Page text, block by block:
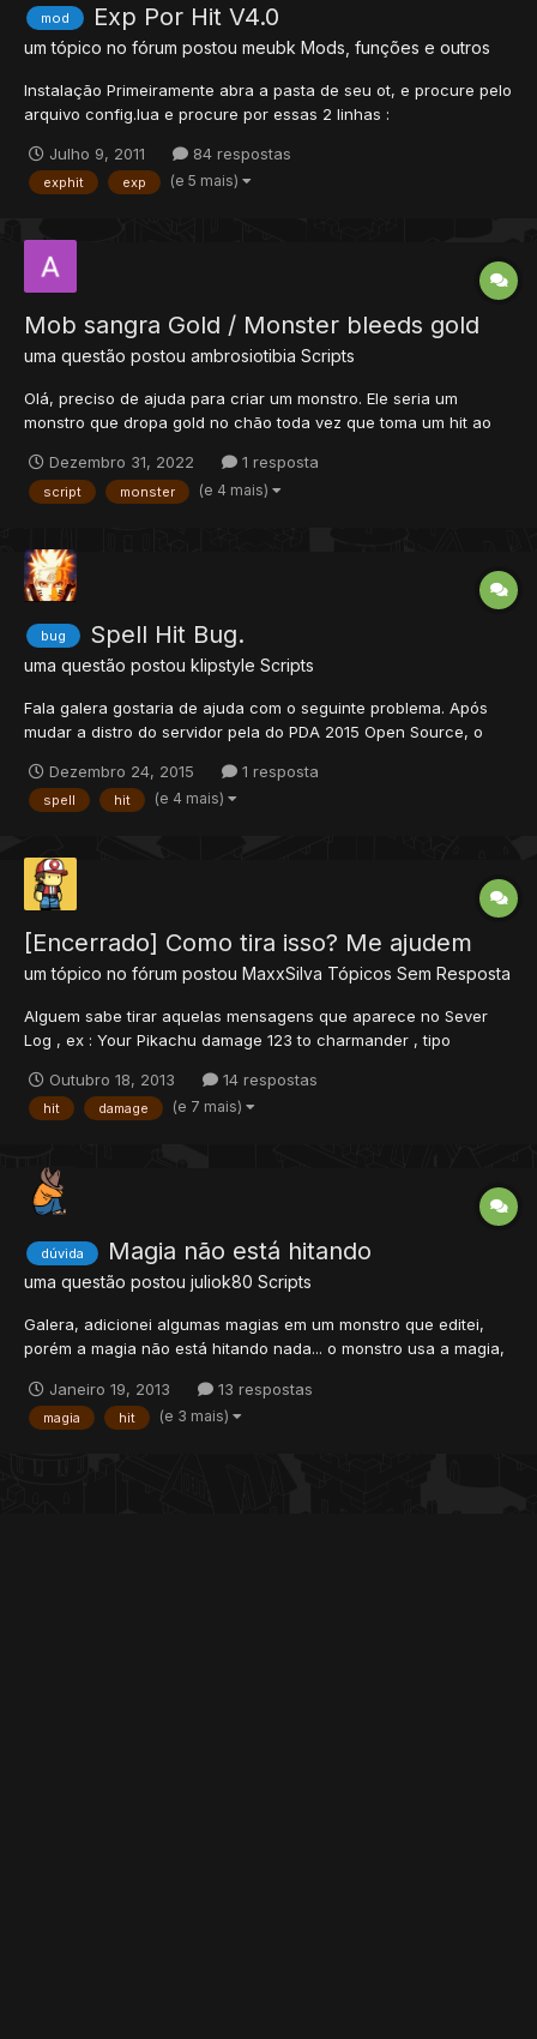
mod Exp Por Hit V4.0
um tópico no fórum postou meubk Mods, funções e outros
Instalação Primeiramente abra a pasta de seu ot, e procure pelo
arquivo config.lua e procure por essas 2 linhas :
experienceStages tiver ativado mude para false, pois o Stages é
configurado no próprio script, e é muito importante o rateExper...
Julho 9, 2011 84 respostas
exphit exp (e 5 mais)
Mob sangra Gold / Monster bleeds gold
uma questão postou ambrosiotibia Scripts
Olá, preciso de ajuda para criar um monstro. Ele seria um
monstro que dropa gold no chão toda vez que toma um hit ao
0-5 platinum coin Por exemplo um goblin, toda vez que ele
apanhar, vai "sangrar" gold no chão e além...
Dezembro 31, 2022 1 resposta
script monster (e 4 mais)
bug Spell Hit Bug.
uma questão postou klipstyle Scripts
Fala galera gostaria de ajuda com o seguinte problema. Após
mudar a distro do servidor pela do PDA 2015 Open Source, o
de hp do target. Assim dificultando pois quando menos HP
menor o hit chegando ao ultimo hit de -1 deis de ja agradeço,...
Dezembro 24, 2015 1 resposta
spell hit (e 4 mais)
[Encerrado] Como tira isso? Me ajudem
um tópico no fórum postou MaxxSilva Tópicos Sem Resposta
Alguem sabe tirar aquelas mensagens que aparece no Sever
Log , ex : Your Pikachu damage 123 to charmander , tipo
aparece me ajudem ai rep+ pra quem me ajudar ps : que
apareça os loots normalmente so quero tirar isso
Outubro 18, 2013 14 respostas
hit damage (e 7 mais)
dúvida Magia não está hitando
uma questão postou juliok80 Scripts
Galera, adicionei algumas magias em um monstro que editei,
porém a magia não está hitando nada... o monstro usa a magia,
magia, ela hita normal... só para montros que não está
funcionando! Magia em data\spells\scripts\attack:...
Janeiro 19, 2013 13 respostas
magia hit (e 3 mais)